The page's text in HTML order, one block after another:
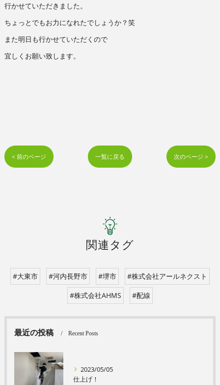
行かせていただきました。
ちょっとでもお力になれたでしょうか？笑
また明日も行かせていただくので
宜しくお願い致します。
< 前のページ 一覧に戻る 次のページ >
関連タグ
#大東市 #河内長野市 #堺市 #株式会社アールネクスト
#株式会社AHMS #配線
最近の投稿 Recent Posts
2023/05/05
仕上げ！